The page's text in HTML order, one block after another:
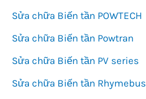
Sửa chữa Biến tần POWTECH
Sửa chữa Biến tần Powtran
Sửa chữa Biến tần PV series
Sửa chữa Biến tần Rhymebus